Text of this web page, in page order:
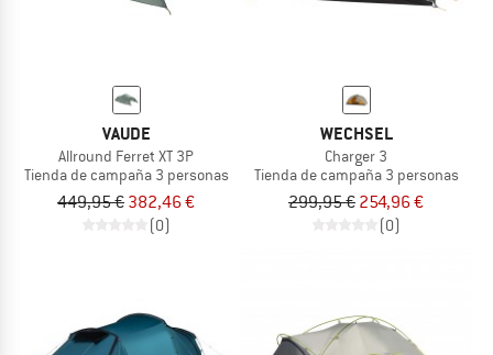
VAUDE
Allround Ferret XT 3P
Tienda de campaña 3 personas
449,95 € 382,46 €
(0)
WECHSEL
Charger 3
Tienda de campaña 3 personas
299,95 € 254,96 €
(0)